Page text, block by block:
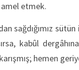
amel etmek.
sağdığımız
kabûl
hemen